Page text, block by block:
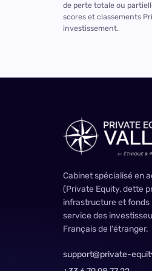
de perte totale ou
scores et classements
investissement.
Cabinet spécialisé en
(Private Equity, dette
infrastructure et fonds
service des
Français de l'étranger.
support@private-